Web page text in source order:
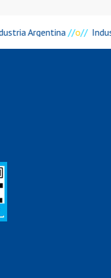
Argentina//o//